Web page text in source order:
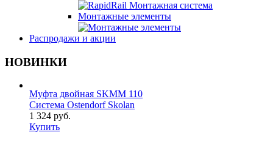
Монтажные элементы
Распродажи и акции
НОВИНКИ
Муфта двойная SKMM 110
Система Ostendorf Skolan
1 324 руб.
Купить